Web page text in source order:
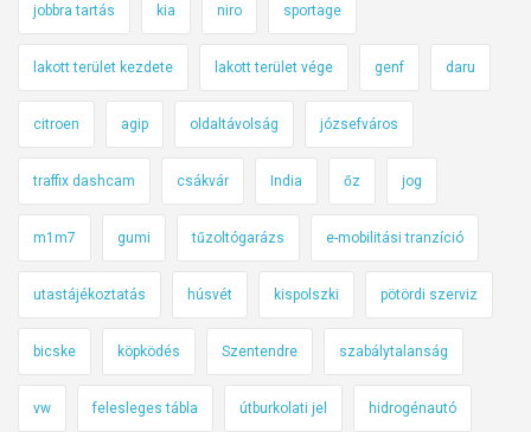
jobbra tartás kia niro sportage
lakott terület kezdete lakott terület vége genf daru
citroen agip oldaltávolság józsefváros
traffix dashcam csákvár India őz jog
m1m7 gumi tűzoltógarázs e-mobilitási tranzíció
utastájékoztatás húsvét kispolszki pötördi szerviz
bicske köpködés Szentendre szabálytalanság
vw felesleges tábla útburkolati jel hidrogénautó